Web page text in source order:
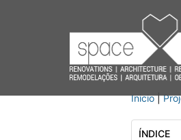
Inicio|
ÍNDICE